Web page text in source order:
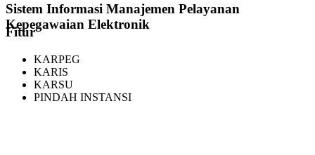
Sistem Informasi Manajemen Pelayanan
Kepegawaian Elektronik
Fitur
KARPEG
KARIS
KARSU
PINDAH INSTANSI